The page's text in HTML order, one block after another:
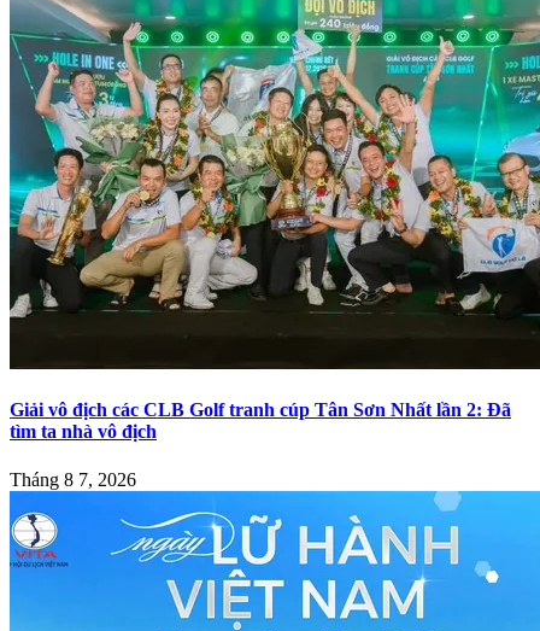
Giải vô địch các CLB Golf tranh cúp Tân Sơn Nhất lần 2: Đã
tìm ta nhà vô địch
Tháng 8 7, 2026